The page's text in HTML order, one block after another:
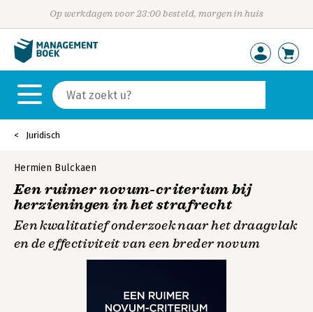
Op werkdagen voor 23:00 besteld, morgen in huis
Juridisch
Hermien Bulckaen
Een ruimer novum-criterium bij
herzieningen in het strafrecht
Een kwalitatief onderzoek naar het draagvlak
en de effectiviteit van een breder novum